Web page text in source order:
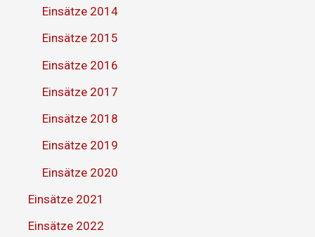
Einsätze 2014
Einsätze 2015
Einsätze 2016
Einsätze 2017
Einsätze 2018
Einsätze 2019
Einsätze 2020
Einsätze 2021
Einsätze 2022